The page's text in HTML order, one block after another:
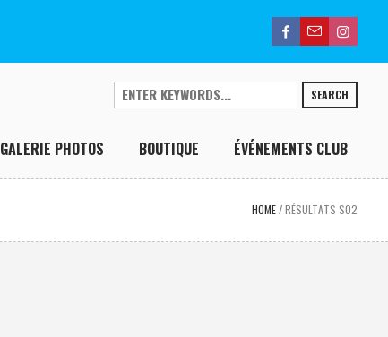
SEARCH
GALERIE PHOTOS BOUTIQUE ÉVÉNEMENTS CLUB
HOME /RÉSULTATS S02